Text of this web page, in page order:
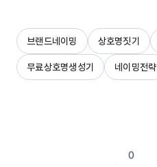
브랜드네이밍 상호명짓기
무료상호명생성기 네이밍전략
0